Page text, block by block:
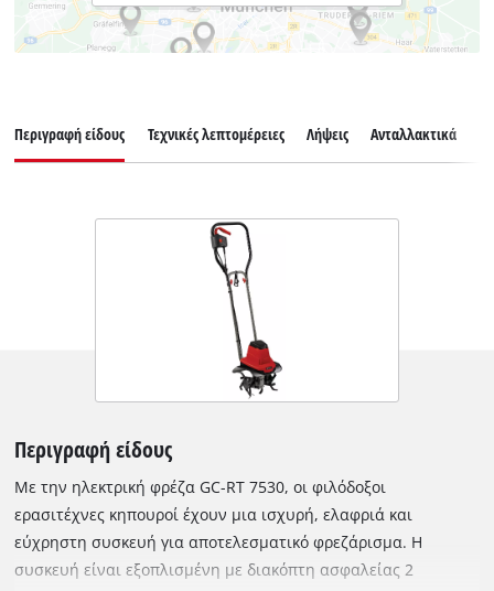
Περιγραφή είδους Τεχνικές λεπτομέρειες Λήψεις Ανταλλακτικά
Περιγραφή είδους
Με την ηλεκτρική φρέζα GC-RT 7530, οι φιλόδοξοι
ερασιτέχνες κηπουροί έχουν μια ισχυρή, ελαφριά και
εύχρηστη συσκευή για αποτελεσματικό φρεζάρισμα. Η
συσκευή είναι εξοπλισμένη με διακόπτη ασφαλείας 2